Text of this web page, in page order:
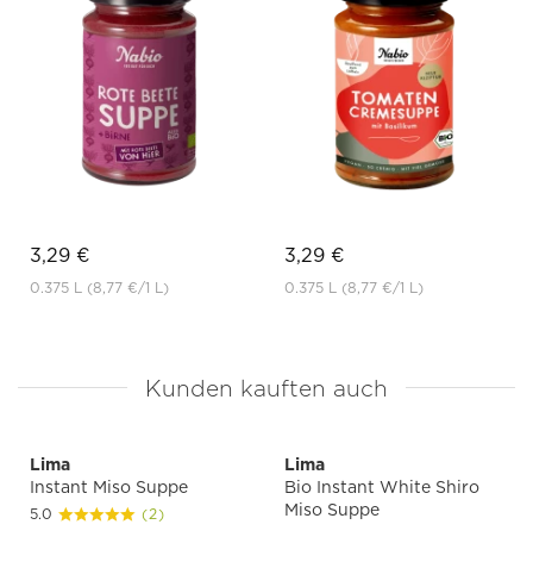
3,29 €
0.375 L (8,77 €/1 L)
3,29 €
0.375 L (8,77 €/1 L)
Kunden kauften auch
Lima
Instant Miso Suppe
5.0 (2)
Lima
Bio Instant White Shiro
Miso Suppe